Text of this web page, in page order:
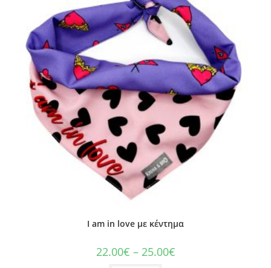
I am in love με κέντημα
22.00€ – 25.00€